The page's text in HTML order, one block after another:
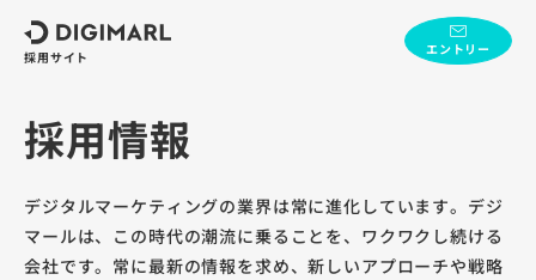
採用サイト エントリー
採用情報
デジタルマーケティングの業界は常に進化しています。 デジ
マールは、この時代の潮流に乗ることを、ワクワクし続ける
会社です。 常に最新の情報を求め、新しいアプローチや戦略